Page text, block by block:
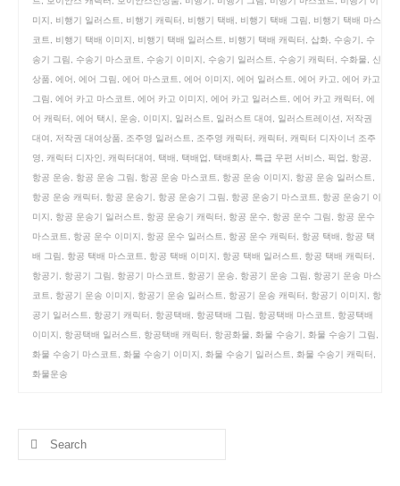
미지, 비행기 일러스트, 비행기 캐릭터, 비행기 택배, 비행기 택배 그림, 비행기 택배 마스
코트, 비행기 택배 이미지, 비행기 택배 일러스트, 비행기 택배 캐릭터, 삽화, 수송기, 수
송기 그림, 수송기 마스코트, 수송기 이미지, 수송기 일러스트, 수송기 캐릭터, 수화물, 신
상품, 에어, 에어 그림, 에어 마스코트, 에어 이미지, 에어 일러스트, 에어 카고, 에어 카고
그림, 에어 카고 마스코트, 에어 카고 이미지, 에어 카고 일러스트, 에어 카고 캐릭터, 에
어 캐릭터, 에어 택시, 운송, 이미지, 일러스트, 일러스트 대여, 일러스트레이션, 저작권
대여, 저작권 대여상품, 조주영 일러스트, 조주영 캐릭터, 캐릭터, 캐릭터 디자이너 조주
영, 캐릭터 디자인, 캐릭터대여, 택배, 택배업, 택배회사, 특급 우편 서비스, 픽업, 항공,
항공 운송, 항공 운송 그림, 항공 운송 마스코트, 항공 운송 이미지, 항공 운송 일러스트,
항공 운송 캐릭터, 항공 운송기, 항공 운송기 그림, 항공 운송기 마스코트, 항공 운송기 이
미지, 항공 운송기 일러스트, 항공 운송기 캐릭터, 항공 운수, 항공 운수 그림, 항공 운수
마스코트, 항공 운수 이미지, 항공 운수 일러스트, 항공 운수 캐릭터, 항공 택배, 항공 택
배 그림, 항공 택배 마스코트, 항공 택배 이미지, 항공 택배 일러스트, 항공 택배 캐릭터,
항공기, 항공기 그림, 항공기 마스코트, 항공기 운송, 항공기 운송 그림, 항공기 운송 마스
코트, 항공기 운송 이미지, 항공기 운송 일러스트, 항공기 운송 캐릭터, 항공기 이미지, 항
공기 일러스트, 항공기 캐릭터, 항공택배, 항공택배 그림, 항공택배 마스코트, 항공택배
이미지, 항공택배 일러스트, 항공택배 캐릭터, 항공화물, 화물 수송기, 화물 수송기 그림,
화물 수송기 마스코트, 화물 수송기 이미지, 화물 수송기 일러스트, 화물 수송기 캐릭터,
화물운송
Search
for: